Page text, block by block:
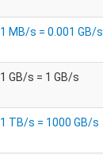
1 MB/s = 0.001 GB/s
1 GB/s = 1 GB/s
1 TB/s = 1000 GB/s